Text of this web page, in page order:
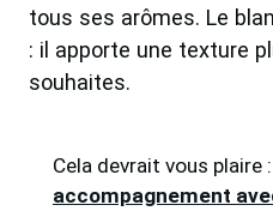
tous ses arômes. Le
: il apporte une texture
souhaites.
Cela devrait vous plaire :
accompagnement